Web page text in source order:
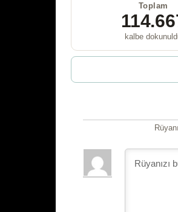
Toplam
kalbe